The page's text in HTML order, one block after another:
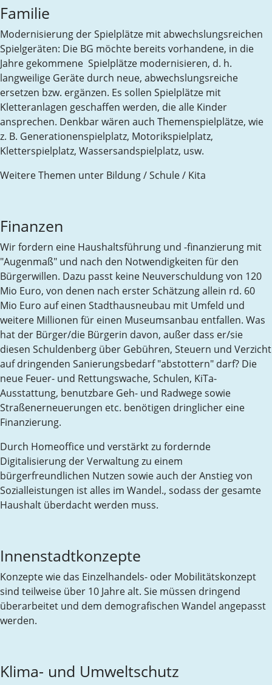
Familie
Modernisierung der Spielplätze mit abwechslungsreichen
Spielgeräten: Die BG möchte bereits vorhandene, in die
Jahre gekommene Spielplätze modernisieren, d. h.
langweilige Geräte durch neue, abwechslungsreiche
ersetzen bzw. ergänzen. Es sollen Spielplätze mit
Kletteranlagen geschaffen werden, die alle Kinder
ansprechen. Denkbar wären auch Themenspielplätze, wie
z. B. Generationenspielplatz, Motorikspielplatz,
Kletterspielplatz, Wassersandspielplatz, usw.
Weitere Themen unter Bildung / Schule / Kita
Finanzen
Wir fordern eine Haushaltsführung und -finanzierung mit
"Augenmaß" und nach den Notwendigkeiten für den
Bürgerwillen. Dazu passt keine Neuverschuldung von 120
Mio Euro, von denen nach erster Schätzung allein rd. 60
Mio Euro auf einen Stadthausneubau mit Umfeld und
weitere Millionen für einen Museumsanbau entfallen. Was
hat der Bürger/die Bürgerin davon, außer dass er/sie
diesen Schuldenberg über Gebühren, Steuern und Verzicht
auf dringenden Sanierungsbedarf "abstottern" darf? Die
neue Feuer- und Rettungswache, Schulen, KiTa-
Ausstattung, benutzbare Geh- und Radwege sowie
Straßenerneuerungen etc. benötigen dringlicher eine
Finanzierung.
Durch Homeoffice und verstärkt zu fordernde
Digitalisierung der Verwaltung zu einem
bürgerfreundlichen Nutzen sowie auch der Anstieg von
Sozialleistungen ist alles im Wandel., sodass der gesamte
Haushalt überdacht werden muss.
Innenstadtkonzepte
Konzepte wie das Einzelhandels- oder Mobilitätskonzept
sind teilweise über 10 Jahre alt. Sie müssen dringend
überarbeitet und dem demografischen Wandel angepasst
werden.
Klima- und Umweltschutz